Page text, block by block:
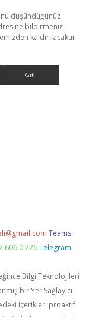
düşündüğünüz
bildirmeniz
kaldırılacaktır.
Teams:
606 0 726 Telegram:
Bilgi Teknolojileri
bir Yer Sağlayıcı
içerikleri proaktif